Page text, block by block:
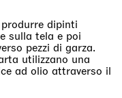
dipinti
sulla tela e poi
pezzi di garza.
utilizzano una
ad olio attraverso il